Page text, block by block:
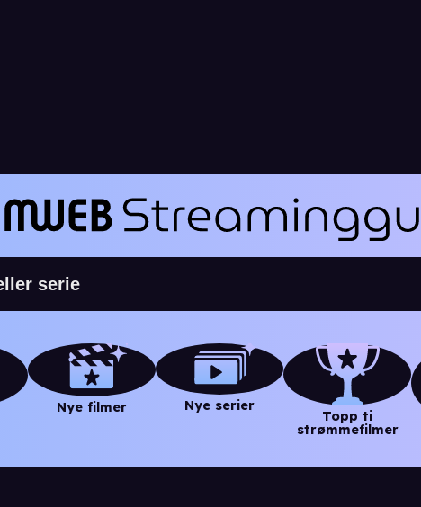
Nye filmer Nye serier
Topp ti
strømmefilmer